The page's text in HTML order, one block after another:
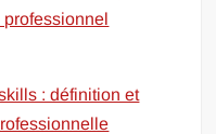
: définition et